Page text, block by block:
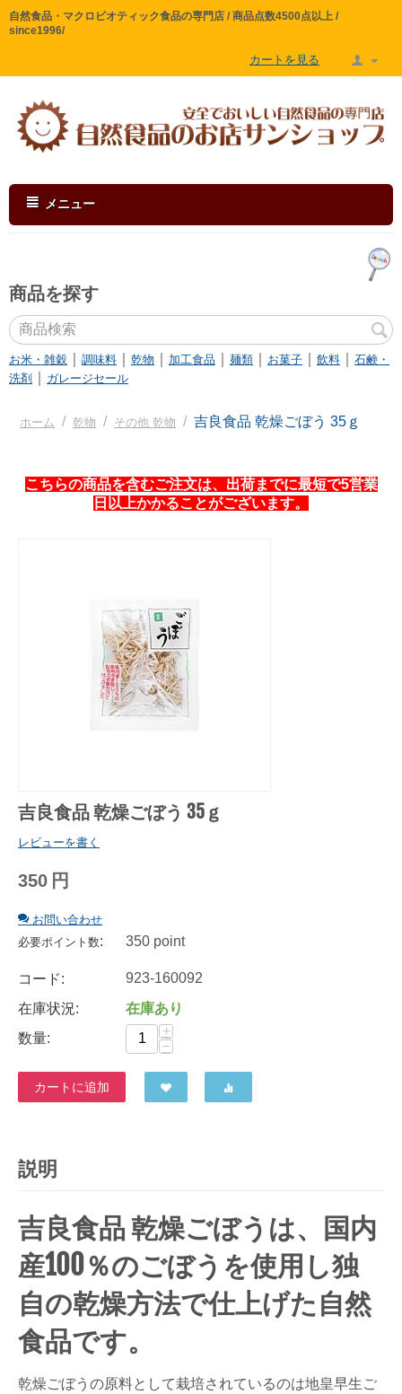
自然食品・マクロビオティック食品の専門店 / 商品点数4500点以上 /
since1996/
カートを見る
メニュー
商品を探す
お米・雑穀 調味料 乾物 加工食品 麺類 お菓子 飲料
石鹸・
洗剤
ガレージセール
ホーム / 乾物 / その他 乾物 / 吉良食品 乾燥ごぼう 35ｇ
こちらの商品を含むご注文は、出荷までに最短で5営業
日以上かかることがございます。
吉良食品 乾燥ごぼう 35ｇ
レビューを書く
350 円
お問い合わせ
必要ポイント数: 350 point
コード:
923-160092
在庫状況:
在庫あり
数量:
+
−
カートに追加
説明
吉良食品 乾燥ごぼうは、国内
産100％のごぼうを使用し独
自の乾燥方法で仕上げた自然
食品です。
乾燥ごぼうの原料として栽培されているのは地皇早生ご